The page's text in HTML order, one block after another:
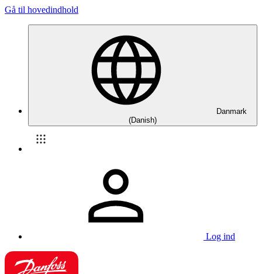
Gå til hovedindhold
Danmark
(Danish)
Log ind